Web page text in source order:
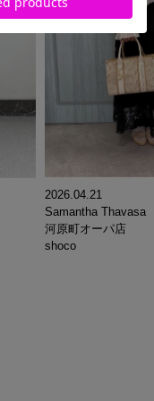
2026.04.21
Samantha Thavasa
河原町オーパ店
shoco